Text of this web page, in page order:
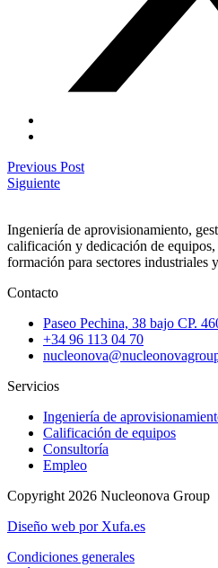
Previous Post
Siguiente
Ingeniería de aprovisionamiento,
calificación y dedicación de
formación para sectores industriales
Contacto
Paseo Pechina, 38 bajo CP.
+34 96 113 04 70
Servicios
Ingeniería de
Calificación de equipos
Consultoría
Empleo
Copyright 2026 Nucleonova Group
Diseño web por Xufa.es
Condiciones generales